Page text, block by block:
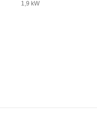
1,9 kW